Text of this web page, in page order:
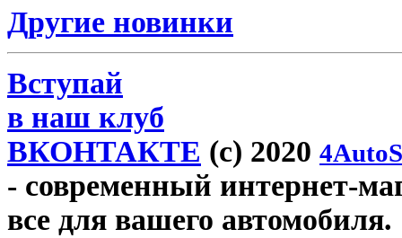
Другие новинки
Вступай
в наш клуб
ВКОНТАКТЕ (c) 2020
- современный интернет-
все для вашего автомобиля.